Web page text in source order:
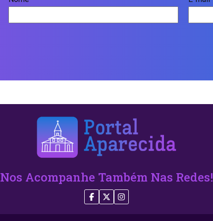
Nos Acompanhe Também Nas Redes!